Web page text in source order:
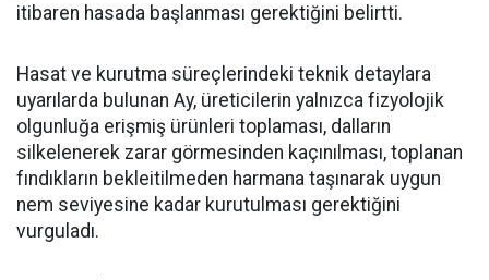
itibaren hasada başlanması gerektiğini belirtti.
Hasat ve kurutma süreçlerindeki teknik detaylara
uyarılarda bulunan Ay, üreticilerin yalnızca fizyolojik
olgunluğa erişmiş ürünleri toplaması, dalların
silkelenerek zarar görmesinden kaçınılması, toplanan
fındıkların bekleitilmeden harmana taşınarak uygun
nem seviyesine kadar kurutulması gerektiğini
vurguladı.